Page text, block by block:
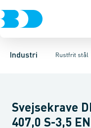
Industri Rustfrit stål
VentilerRustfrit stål
Svejsefittings ASTM
Bøjninger Indsv.
Svejsekrave
407,0 S-3,5